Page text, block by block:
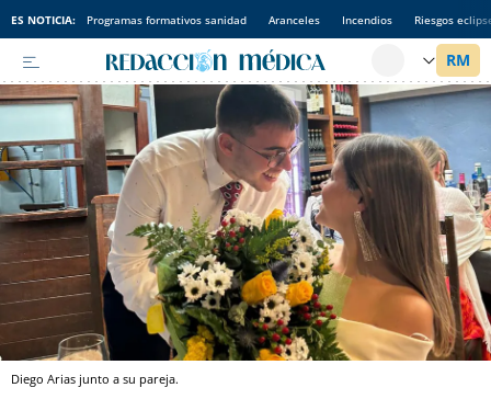
ES NOTICIA: Programas formativos sanidad Aranceles Incendios Riesgos
Diego Arias junto a su pareja.